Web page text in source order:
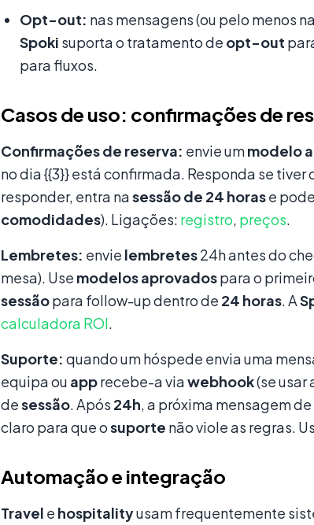
Opt-out: nas mensagens (ou pelo menos
Spoki suporta o tratamento de opt-out
para fluxos.
Casos de uso: confirmações de
Confirmações de reserva: envie ummodelo
no dia {{3}} está confirmada. Responda se tiver
responder, entra nasessão de 24 horase
comodidades). Ligações: registro preços
Lembretes: envie lembretes24h antes do
mesa). Use modelos aprovadospara o
sessãopara follow-up dentro de 24 horas . A
calculadora ROI
Suporte: quando um hóspede envia uma
equipa ou apprecebe-a viawebhook(se usar
desessão . Após 24h , a próxima mensagem
claro para que osuporte não viole as regras.
Automação e integração
Travel e hospitalityusam frequentemente